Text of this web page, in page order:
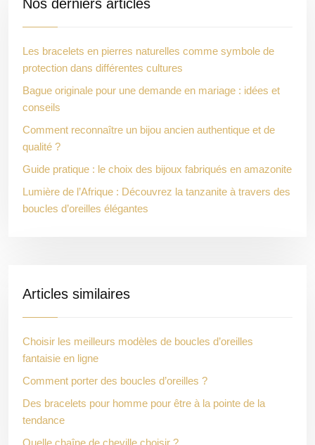
Nos derniers articles
Les bracelets en pierres naturelles comme symbole de
protection dans différentes cultures
Bague originale pour une demande en mariage : idées et
conseils
Comment reconnaître un bijou ancien authentique et de
qualité ?
Guide pratique : le choix des bijoux fabriqués en amazonite
Lumière de l’Afrique : Découvrez la tanzanite à travers des
boucles d’oreilles élégantes
Articles similaires
Choisir les meilleurs modèles de boucles d’oreilles
fantaisie en ligne
Comment porter des boucles d’oreilles ?
Des bracelets pour homme pour être à la pointe de la
tendance
Quelle chaîne de cheville choisir ?